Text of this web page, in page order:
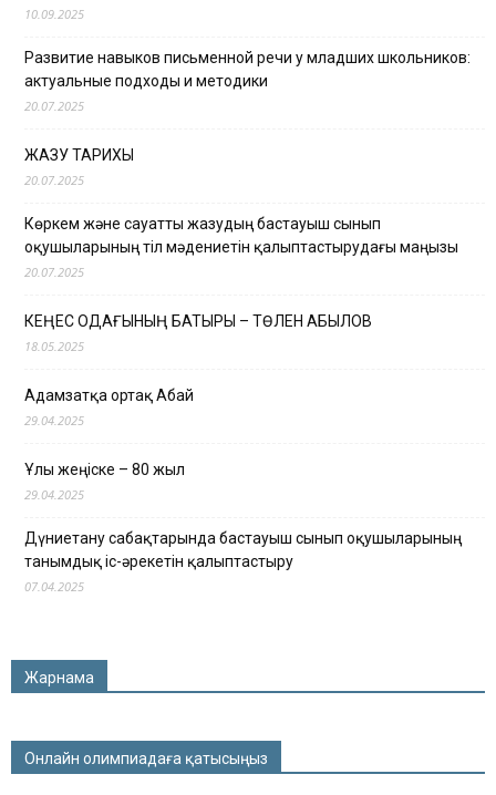
10.09.2025
Развитие навыков письменной речи у младших школьников:
актуальные подходы и методики
20.07.2025
ЖАЗУ ТАРИХЫ
20.07.2025
Көркем және сауатты жазудың бастауыш сынып
оқушыларының тіл мәдениетін қалыптастырудағы маңызы
20.07.2025
КЕҢЕС ОДАҒЫНЫҢ БАТЫРЫ – ТӨЛЕН ҚАБЫЛОВ
18.05.2025
Адамзатқа ортақ Абай
29.04.2025
Ұлы жеңіске – 80 жыл
29.04.2025
Дүниетану сабақтарында бастауыш сынып оқушыларының
танымдық іс-әрекетін қалыптастыру
07.04.2025
Жарнама
Онлайн олимпиадаға қатысыңыз